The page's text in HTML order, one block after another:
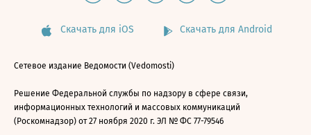
Скачать для iOS Скачать для Android
Сетевое издание Ведомости (Vedomosti)
Решение Федеральной службы по надзору в сфере связи,
информационных технологий и массовых коммуникаций
(Роскомнадзор) от 27 ноября 2020 г. ЭЛ № ФС 77-79546